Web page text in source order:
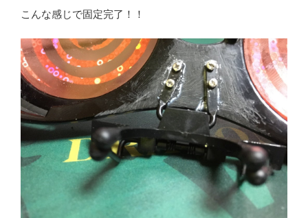
こんな感じで固定完了！！